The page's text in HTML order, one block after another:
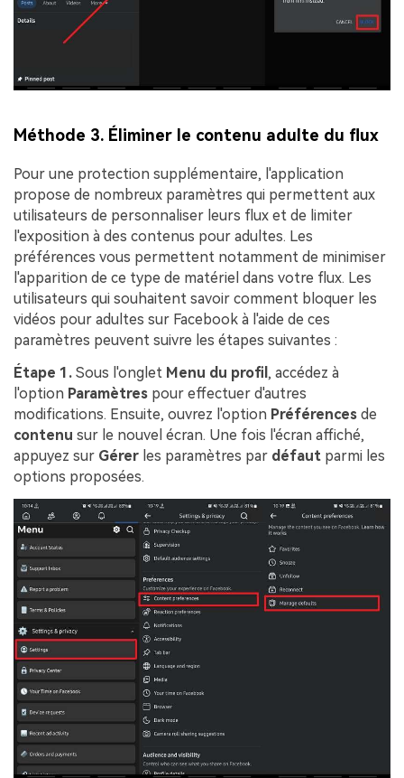
Méthode 3. Éliminer le contenu adulte du flux
Pour une protection supplémentaire, l'application
propose de nombreux paramètres qui permettent aux
utilisateurs de personnaliser leurs flux et de limiter
l'exposition à des contenus pour adultes. Les
préférences vous permettent notamment de minimiser
l'apparition de ce type de matériel dans votre flux. Les
utilisateurs qui souhaitent savoir comment bloquer les
vidéos pour adultes sur Facebook à l'aide de ces
paramètres peuvent suivre les étapes suivantes :
Étape 1. Sous l'onglet Menu du profil , accédez à
l'option Paramètres pour effectuer d'autres
modifications. Ensuite, ouvrez l'option Préférences de
contenu sur le nouvel écran. Une fois l'écran affiché,
appuyez sur Gérer les paramètres par défaut parmi les
options proposées.